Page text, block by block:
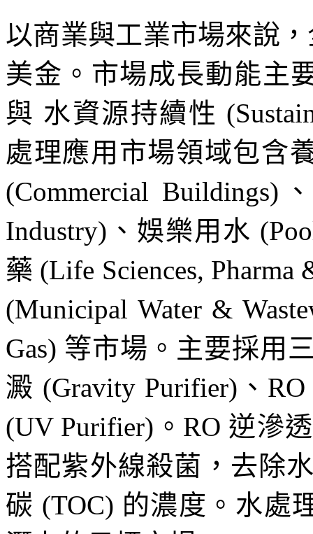
以商業與工業市場來說
美金。市場成長動能主
與 水資源持續性
處理應用市場領域包含
(Commercial Buildings)
Industry)、娛樂用水
藥 (Life Sciences,
(Municipal Water &
Gas) 等市場。主要採用
澱 (Gravity Purifier)、
(UV Purifier)。RO 逆滲
搭配紫外線殺菌，去除
碳 (TOC) 的濃度。水處